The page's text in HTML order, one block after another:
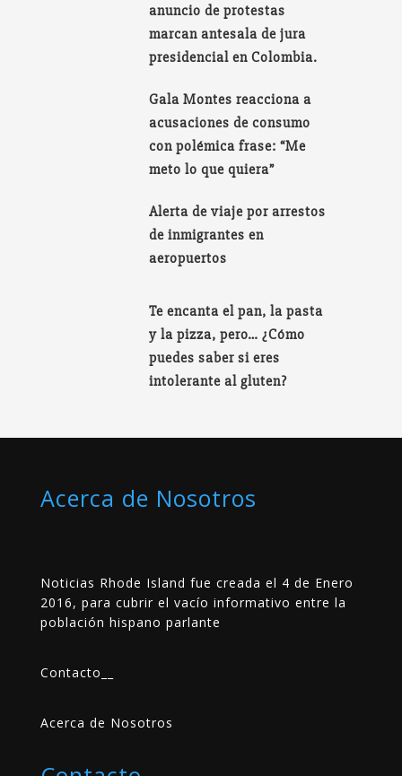
anuncio de protestas
marcan antesala de jura
presidencial en Colombia.
Gala Montes reacciona a
acusaciones de consumo
con polémica frase: “Me
meto lo que quiera”
Alerta de viaje por arrestos
de inmigrantes en
aeropuertos
Te encanta el pan, la pasta
y la pizza, pero… ¿Cómo
puedes saber si eres
intolerante al gluten?
Acerca de Nosotros
Noticias Rhode Island fue creada el 4 de Enero
2016, para cubrir el vacío informativo entre la
población hispano parlante
Contacto
Acerca de Nosotros